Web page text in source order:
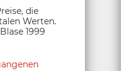
die
Werten.
1999